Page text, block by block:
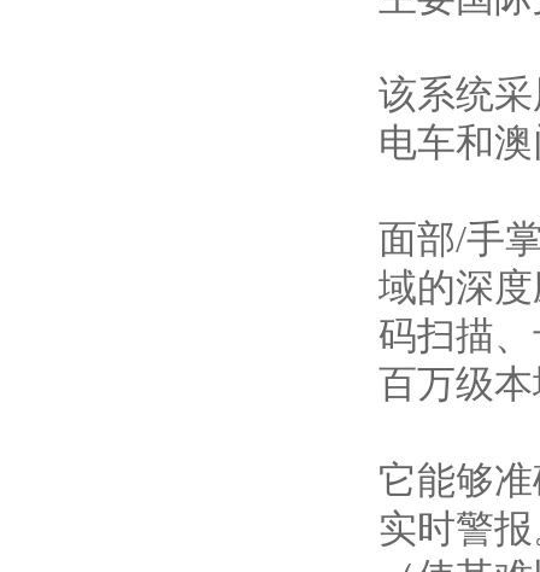
该系统
电车和
面部/手
域的深
码扫描
百万级
它能够
实时警